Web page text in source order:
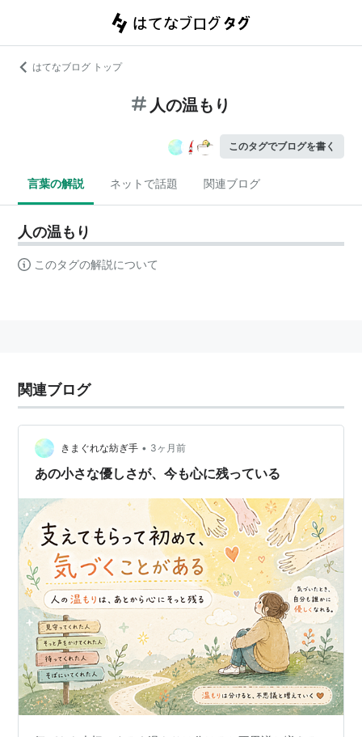
はてなブログ トップ
人の温もり
このタグでブログを書く
言葉の解説 ネットで話題 関連ブログ
人の温もり
このタグの解説について
関連ブログ
きまぐれな紡ぎ手 • 3ヶ月前
あの小さな優しさが、今も心に残っている